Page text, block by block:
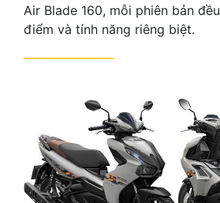
Air Blade 160, mỗi phiên bản
điểm và tính năng riêng biệt.